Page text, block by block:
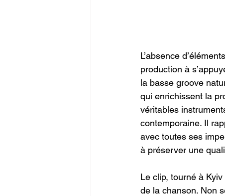
L’absence
production à
la basse groove
qui enrichissent la
véritables
contemporaine. Il
avec toutes ses
à préserver une
Le clip, tourné à
de la chanson. Non